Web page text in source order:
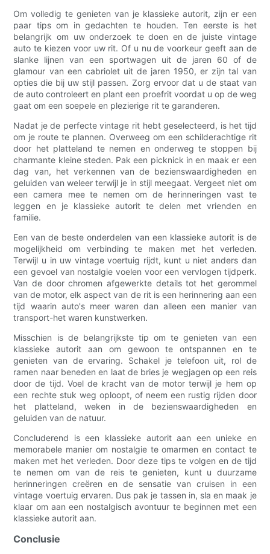
Om volledig te genieten van je klassieke autorit, zijn er een
paar tips om in gedachten te houden. Ten eerste is het
belangrijk om uw onderzoek te doen en de juiste vintage
auto te kiezen voor uw rit. Of u nu de voorkeur geeft aan de
slanke lijnen van een sportwagen uit de jaren 60 of de
glamour van een cabriolet uit de jaren 1950, er zijn tal van
opties die bij uw stijl passen. Zorg ervoor dat u de staat van
de auto controleert en plant een proefrit voordat u op de weg
gaat om een ​​soepele en plezierige rit te garanderen.
Nadat je de perfecte vintage rit hebt geselecteerd, is het tijd
om je route te plannen. Overweeg om een ​​schilderachtige rit
door het platteland te nemen en onderweg te stoppen bij
charmante kleine steden. Pak een picknick in en maak er een
dag van, het verkennen van de bezienswaardigheden en
geluiden van weleer terwijl je in stijl meegaat. Vergeet niet om
een ​​camera mee te nemen om de herinneringen vast te
leggen en je klassieke autorit te delen met vrienden en
familie.
Een van de beste onderdelen van een klassieke autorit is de
mogelijkheid om verbinding te maken met het verleden.
Terwijl u in uw vintage voertuig rijdt, kunt u niet anders dan
een gevoel van nostalgie voelen voor een vervlogen tijdperk.
Van de door chromen afgewerkte details tot het gerommel
van de motor, elk aspect van de rit is een herinnering aan een
tijd waarin auto's meer waren dan alleen een manier van
transport-het waren kunstwerken.
Misschien is de belangrijkste tip om te genieten van een
klassieke autorit aan om gewoon te ontspannen en te
genieten van de ervaring. Schakel je telefoon uit, rol de
ramen naar beneden en laat de bries je wegjagen op een reis
door de tijd. Voel de kracht van de motor terwijl je hem op
een rechte stuk weg oploopt, of neem een ​​rustig rijden door
het platteland, weken in de bezienswaardigheden en
geluiden van de natuur.
Concluderend is een klassieke autorit aan een unieke en
memorabele manier om nostalgie te omarmen en contact te
maken met het verleden. Door deze tips te volgen en de tijd
te nemen om van de reis te genieten, kunt u duurzame
herinneringen creëren en de sensatie van cruisen in een
vintage voertuig ervaren. Dus pak je tassen in, sla en maak je
klaar om aan een nostalgisch avontuur te beginnen met een
klassieke autorit aan.
Conclusie